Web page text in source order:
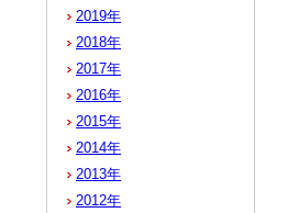
2019年
2018年
2017年
2016年
2015年
2014年
2013年
2012年